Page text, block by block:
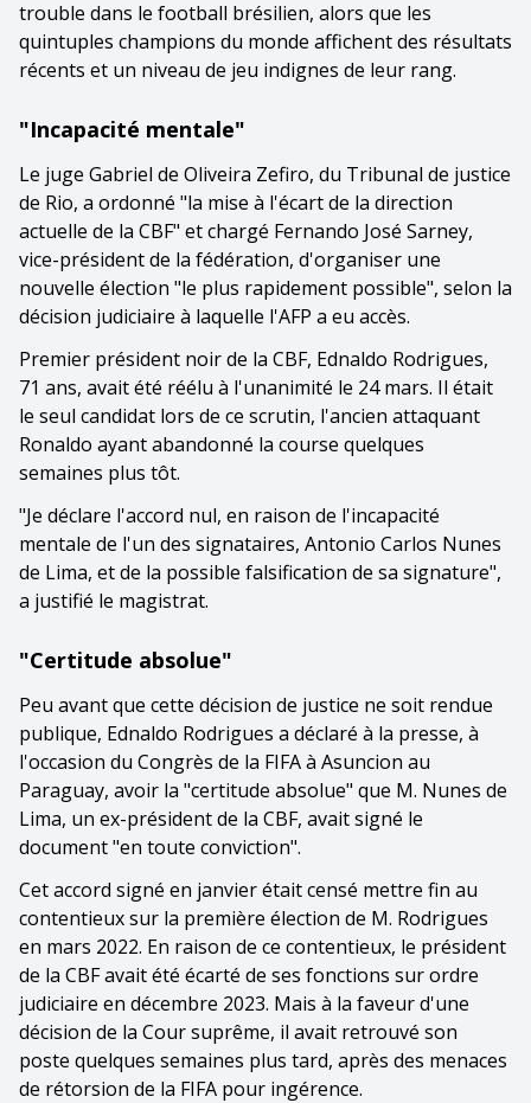
trouble dans le football brésilien, alors que les
quintuples champions du monde affichent des résultats
récents et un niveau de jeu indignes de leur rang.
"Incapacité mentale"
Le juge Gabriel de Oliveira Zefiro, du Tribunal de justice
de Rio, a ordonné "la mise à l'écart de la direction
actuelle de la CBF" et chargé Fernando José Sarney,
vice-président de la fédération, d'organiser une
nouvelle élection "le plus rapidement possible", selon la
décision judiciaire à laquelle l'AFP a eu accès.
Premier président noir de la CBF, Ednaldo Rodrigues,
71 ans, avait été réélu à l'unanimité le 24 mars. Il était
le seul candidat lors de ce scrutin, l'ancien attaquant
Ronaldo ayant abandonné la course quelques
semaines plus tôt.
"Je déclare l'accord nul, en raison de l'incapacité
mentale de l'un des signataires, Antonio Carlos Nunes
de Lima, et de la possible falsification de sa signature",
a justifié le magistrat.
"Certitude absolue"
Peu avant que cette décision de justice ne soit rendue
publique, Ednaldo Rodrigues a déclaré à la presse, à
l'occasion du Congrès de la FIFA à Asuncion au
Paraguay, avoir la "certitude absolue" que M. Nunes de
Lima, un ex-président de la CBF, avait signé le
document "en toute conviction".
Cet accord signé en janvier était censé mettre fin au
contentieux sur la première élection de M. Rodrigues
en mars 2022. En raison de ce contentieux, le président
de la CBF avait été écarté de ses fonctions sur ordre
judiciaire en décembre 2023. Mais à la faveur d'une
décision de la Cour suprême, il avait retrouvé son
poste quelques semaines plus tard, après des menaces
de rétorsion de la FIFA pour ingérence.